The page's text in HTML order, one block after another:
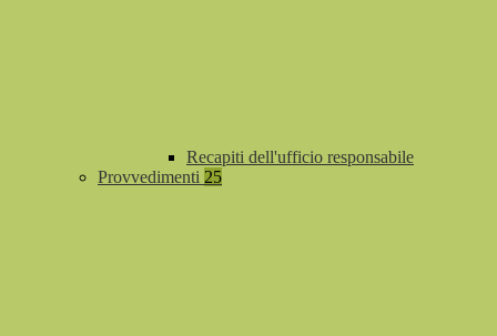
Recapiti dell'ufficio responsabile
Provvedimenti 25